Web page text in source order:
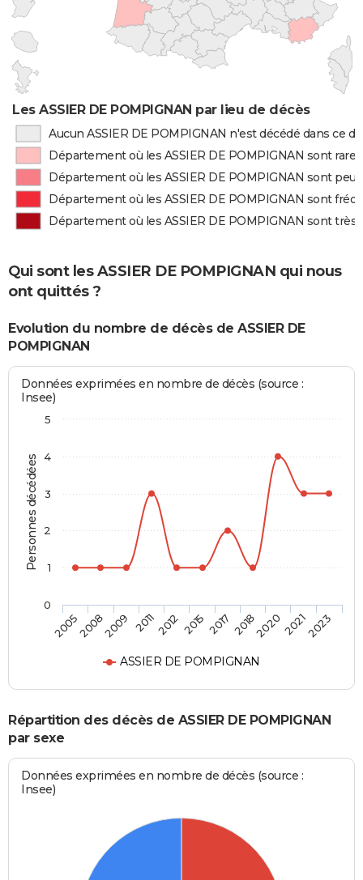
Les ASSIER DE POMPIGNAN par lieu de décès
Aucun ASSIER DE POMPIGNAN n'est décédé dans ce
Département où les ASSIER DE POMPIGNAN sont
Département où les ASSIER DE POMPIGNAN sont peu
Département où les ASSIER DE POMPIGNAN sont
Département où les ASSIER DE POMPIGNAN sont
Qui sont les ASSIER DE POMPIGNAN qui nous
ont quittés ?
Evolution du nombre de décès de ASSIER DE
POMPIGNAN
Personnes décédées
Données exprimées en nombre de décès (source :
Insee)
ASSIER DE POMPIGNAN
200520082009 20112012 2015 2017 2018202020212023
0
1
2
3
4
5
Répartition des décès de ASSIER DE POMPIGNAN
par sexe
Données exprimées en nombre de décès (source :
Insee)